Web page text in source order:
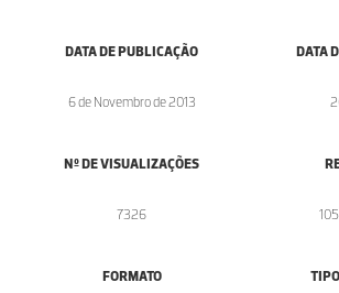
DATA DE PUBLICAÇÃO
6 de Novembro de 2013
DATA
Nº DE VISUALIZAÇÕES
7326
FORMATO